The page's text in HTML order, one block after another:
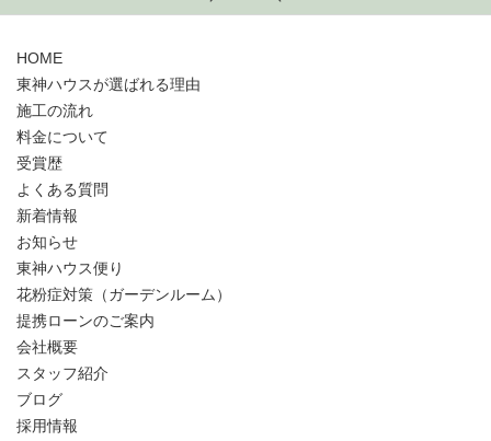
HOME
東神ハウスが選ばれる理由
施工の流れ
料金について
受賞歴
よくある質問
新着情報
お知らせ
東神ハウス便り
花粉症対策（ガーデンルーム）
提携ローンのご案内
会社概要
スタッフ紹介
ブログ
採用情報